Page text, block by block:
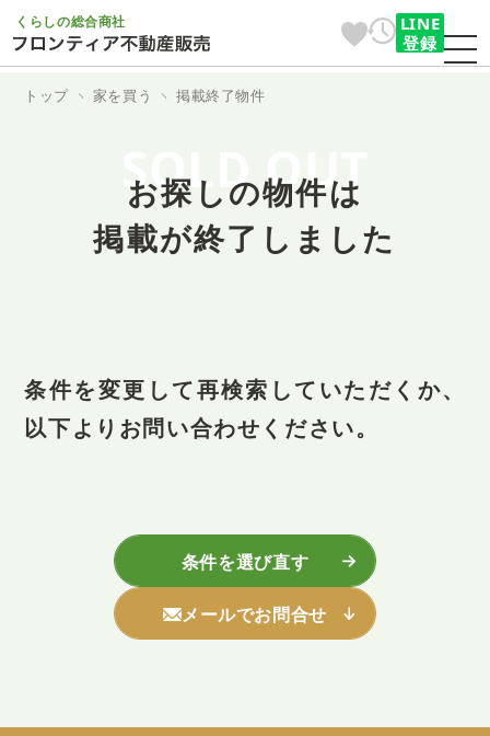
くらしの総合商社
LINE
登録
トップ 家を買う 掲載終了物件
SOLD OUT
お探しの物件は
掲載が終了しました
条件を変更して再検索していただくか、
以下よりお問い合わせください。
条件を選び直す
メールでお問合せ